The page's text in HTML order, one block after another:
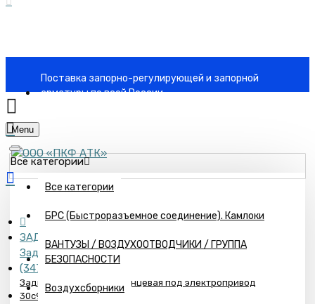
Поставка запорно-регулирующей и запорной
арматуры по всей России
Menu
Все категории
Все категории
БРС (Быстроразъемное соединение). Камлоки
ВАНТУЗЫ / ВОЗДУХООТВОДЧИКИ / ГРУППА
БЕЗОПАСНОСТИ
Воздухсборники
ЗАДВИЖКИ
Задвижки стальные БАЗ skarataeva@omk.ru тел.
(34766)29911
Задвижка клиновая фланцевая под электропривод
30с941нж DN150 PN16